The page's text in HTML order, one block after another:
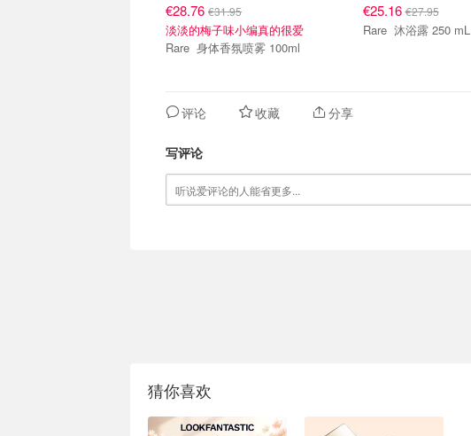
€28.76 €31.95
淡淡的梅子味小编真的很爱
Rare 身体香氛喷雾 100ml
€25.16€27.95
Rare 沐浴露 250 mL
评论 收藏 分享
写评论
猜你喜欢